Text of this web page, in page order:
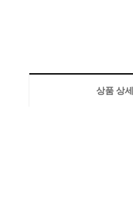
상품 상세